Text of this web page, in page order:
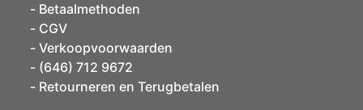
Betaalmethoden
CGV
Verkoopvoorwaarden
(646) 712 9672
Retourneren en Terugbetalen